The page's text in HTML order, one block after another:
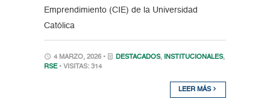
Emprendimiento (CIE) de la Universidad
Católica
4 MARZO, 2026 • DESTACADOS, INSTITUCIONALES,
RSE • VISITAS: 314
LEER MÁS